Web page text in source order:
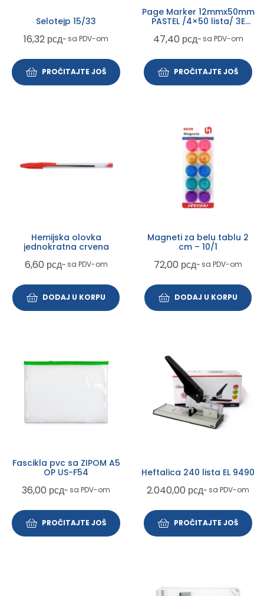
Selotejp 15/33
16,32 рсд~ sa PDV-om
PROČITAJTE JOŠ
Page Marker 12mmx50mm
PASTEL /4×50 lista/ 3E
47,40 рсд~ sa PDV-om
PROČITAJTE JOŠ
Hemijska olovka
jednokratna crvena
6,60 рсд~ sa PDV-om
DODAJ U KORPU
Magneti za belu tablu 2
cm – 10/1
72,00 рсд~ sa PDV-om
DODAJ U KORPU
Fascikla pvc sa ZIPOM A5
OP US-F54
36,00 рсд~ sa PDV-om
PROČITAJTE JOŠ
Heftalica 240 lista EL 9490
2.040,00 рсд~ sa PDV-om
PROČITAJTE JOŠ